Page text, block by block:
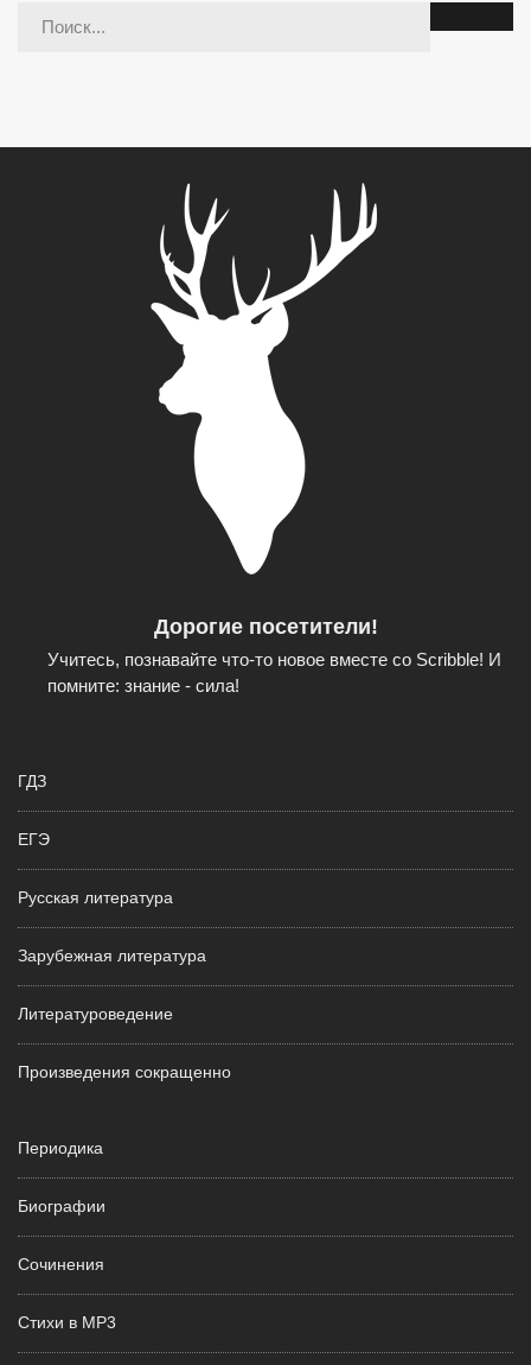
Дорогие посетители!
Учитесь, познавайте что-то новое вместе со Scribble! И
помните: знание - сила!
ГДЗ
ЕГЭ
Русская литература
Зарубежная литература
Литературоведение
Произведения сокращенно
Периодика
Биографии
Сочинения
Стихи в MP3